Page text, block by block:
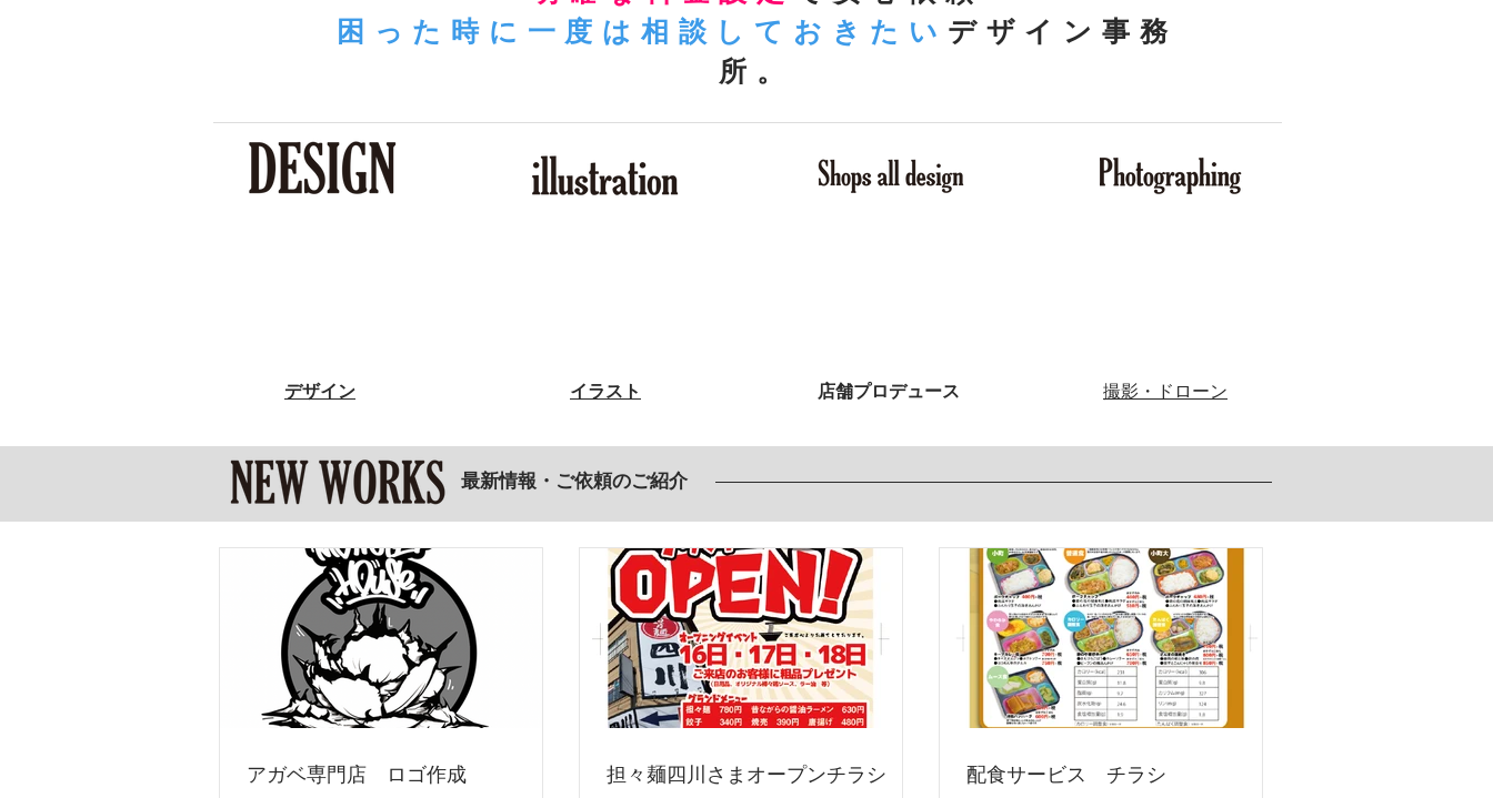
困った時に一度は相談しておきたい デザイン事務
所。
​デザイン ​イラスト ​店舗プロデュース ​撮影・ドローン
​最新情報・ご依頼のご紹介
アガベ専門店 ロゴ作成 担々麺四川さまオープンチラシ 配食サービス チラシ